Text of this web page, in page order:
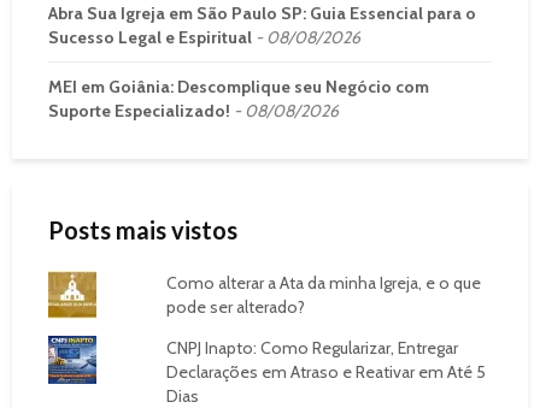
Abra Sua Igreja em São Paulo SP: Guia Essencial para o
Sucesso Legal e Espiritual
08/08/2026
MEI em Goiânia: Descomplique seu Negócio com
Suporte Especializado!
08/08/2026
Posts mais vistos
Como alterar a Ata da minha Igreja, e o que
pode ser alterado?
CNPJ Inapto: Como Regularizar, Entregar
Declarações em Atraso e Reativar em Até 5
Dias